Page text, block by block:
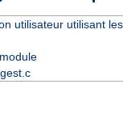
utilisateur utilisant